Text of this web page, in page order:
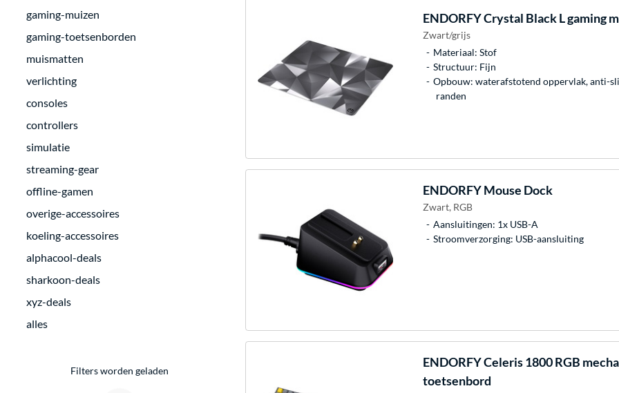
gaming-muizen
gaming-toetsenborden
muismatten
verlichting
consoles
controllers
simulatie
streaming-gear
offline-gamen
overige-accessoires
koeling-accessoires
alphacool-deals
sharkoon-deals
xyz-deals
alles
Filters worden geladen
ENDORFYCrystal Black L gaming
Zwart/grijs
Materiaal: Stof
Structuur: Fijn
Opbouw: waterafstotend oppervlak, anti-
randen
ENDORFYMouse Dock
Zwart, RGB
Aansluitingen: 1x USB-A
Stroomverzorging: USB-aansluiting
ENDORFYCeleris 1800 RGB
toetsenbord